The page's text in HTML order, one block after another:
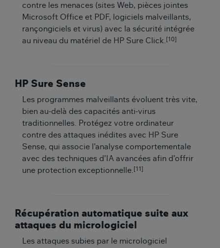
contre les menaces (sites Web, pièces jointes
Microsoft Office et PDF, logiciels malveillants,
rançongiciels et virus) avec la sécurité intégrée
au niveau du matériel de HP Sure Click. [10]
HP Sure Sense
Les programmes malveillants évoluent très vite,
bien au-delà des capacités anti-virus
traditionnelles. Protégez votre ordinateur
contre des attaques inédites avec HP Sure
Sense, qui associe l’analyse comportementale
avec des techniques d’IA avancées afin d’offrir
une protection exceptionnelle. [11]
Récupération automatique suite aux
attaques du micrologiciel
Les attaques subies par le micrologiciel